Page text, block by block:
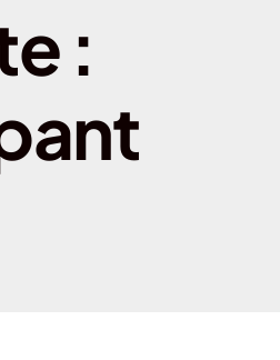
habitation Lille
habitation Bordeaux
habitation Montpellier
habitation Strasbourg
: